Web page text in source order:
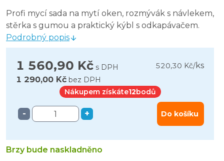
Profi mycí sada na mytí oken, rozmývák s návlekem,
stěrka s gumou a praktický kýbl s odkapávačem.
Podrobný popis
1 560,90 Kč s DPH 520,30 Kč/ks
1 290,00 Kč bez DPH
Nákupem získáte12bodů
- + Do košíku
Brzy bude naskladněno